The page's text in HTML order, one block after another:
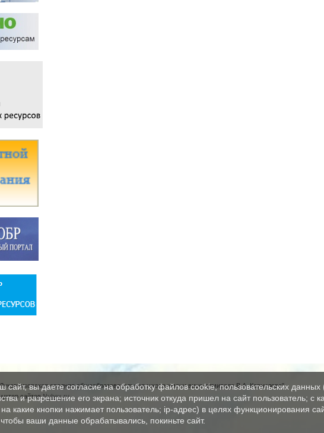
средняя общеобразовательная школа имени вице-адмирала В.А. Корнилова"
сайтовNubex.ru
сайт, вы даете согласие на обработку файлов cookie, пользовательских
и разрешение его экрана; источник откуда пришел на сайт пользователь; с
какие кнопки нажимает пользователь; ip-адрес) в целях функционирования
ваши данные обрабатывались, покиньте сайт.